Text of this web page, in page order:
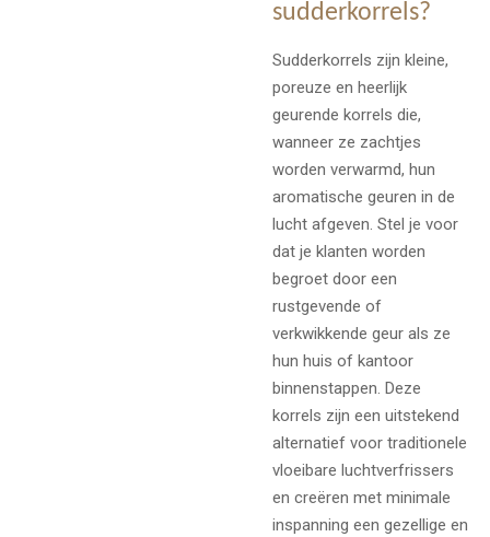
sudderkorrels?
Sudderkorrels zijn kleine,
poreuze en heerlijk
geurende korrels die,
wanneer ze zachtjes
worden verwarmd, hun
aromatische geuren in de
lucht afgeven. Stel je voor
dat je klanten worden
begroet door een
rustgevende of
verkwikkende geur als ze
hun huis of kantoor
binnenstappen. Deze
korrels zijn een uitstekend
alternatief voor traditionele
vloeibare luchtverfrissers
en creëren met minimale
inspanning een gezellige en